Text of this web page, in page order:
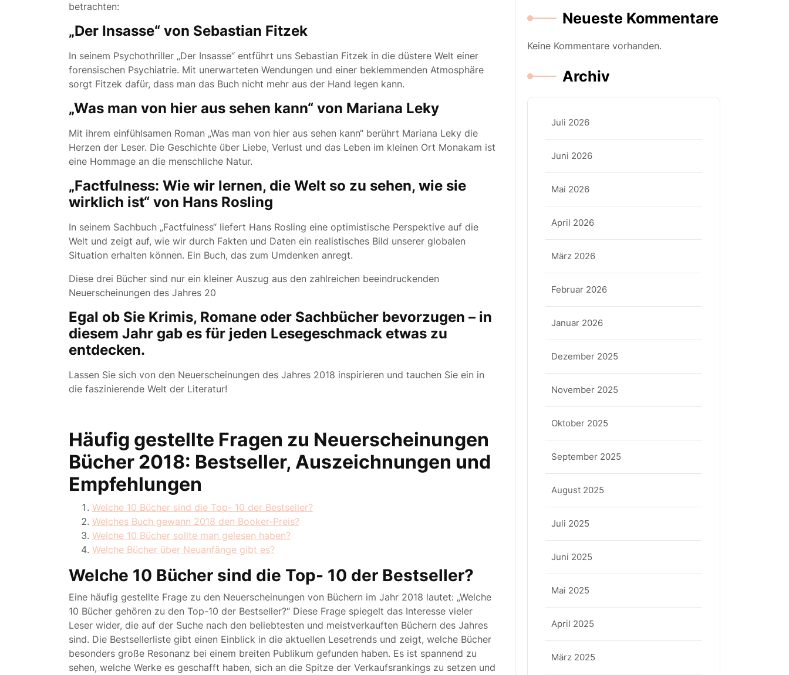
betrachten:
„Der Insasse“ von Sebastian Fitzek
In seinem Psychothriller „Der Insasse“ entführt uns Sebastian Fitzek in die düstere Welt einer
forensischen Psychiatrie. Mit unerwarteten Wendungen und einer beklemmenden Atmosphäre
sorgt Fitzek dafür, dass man das Buch nicht mehr aus der Hand legen kann.
„Was man von hier aus sehen kann“ von Mariana Leky
Mit ihrem einfühlsamen Roman „Was man von hier aus sehen kann“ berührt Mariana Leky die
Herzen der Leser. Die Geschichte über Liebe, Verlust und das Leben im kleinen Ort Monakam ist
eine Hommage an die menschliche Natur.
„Factfulness: Wie wir lernen, die Welt so zu sehen, wie sie
wirklich ist“ von Hans Rosling
In seinem Sachbuch „Factfulness“ liefert Hans Rosling eine optimistische Perspektive auf die
Welt und zeigt auf, wie wir durch Fakten und Daten ein realistisches Bild unserer globalen
Situation erhalten können. Ein Buch, das zum Umdenken anregt.
Diese drei Bücher sind nur ein kleiner Auszug aus den zahlreichen beeindruckenden
Neuerscheinungen des Jahres 20
Egal ob Sie Krimis, Romane oder Sachbücher bevorzugen – in
diesem Jahr gab es für jeden Lesegeschmack etwas zu
entdecken.
Lassen Sie sich von den Neuerscheinungen des Jahres 2018 inspirieren und tauchen Sie ein in
die faszinierende Welt der Literatur!
Häufig gestellte Fragen zu Neuerscheinungen
Bücher 2018: Bestseller, Auszeichnungen und
Empfehlungen
Welche 10 Bücher sind die Top- 10 der Bestseller?
Welches Buch gewann 2018 den Booker-Preis?
Welche 10 Bücher sollte man gelesen haben?
Welche Bücher über Neuanfänge gibt es?
Welche 10 Bücher sind die Top- 10 der Bestseller?
Eine häufig gestellte Frage zu den Neuerscheinungen von Büchern im Jahr 2018 lautet: „Welche
10 Bücher gehören zu den Top-10 der Bestseller?“ Diese Frage spiegelt das Interesse vieler
Leser wider, die auf der Suche nach den beliebtesten und meistverkauften Büchern des Jahres
sind. Die Bestsellerliste gibt einen Einblick in die aktuellen Lesetrends und zeigt, welche Bücher
besonders große Resonanz bei einem breiten Publikum gefunden haben. Es ist spannend zu
sehen, welche Werke es geschafft haben, sich an die Spitze der Verkaufsrankings zu setzen und
Neueste Kommentare
Keine Kommentare vorhanden.
Archiv
Juli 2026
Juni 2026
Mai 2026
April 2026
März 2026
Februar 2026
Januar 2026
Dezember 2025
November 2025
Oktober 2025
September 2025
August 2025
Juli 2025
Juni 2025
Mai 2025
April 2025
März 2025